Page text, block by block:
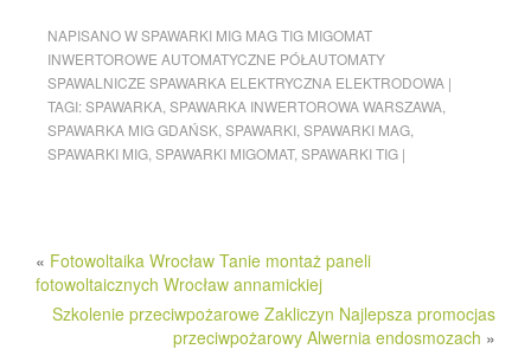
NAPISANO WSPAWARKI MIG MAG TIG MIGOMAT
INWERTOROWE AUTOMATYCZNE PÓŁAUTOMATY
SPAWALNICZE SPAWARKA ELEKTRYCZNA ELEKTRODOWA |
TAGI:SPAWARKA SPAWARKA INWERTOROWA WARSZAWA
SPAWARKA MIG GDAŃSK SPAWARKI SPAWARKI MAG
SPAWARKI MIG SPAWARKI MIGOMAT, SPAWARKI TIG |
« Fotowoltaika Wrocław Tanie montaż paneli
fotowoltaicznych Wrocław annamickiej
Szkolenie przeciwpożarowe Zakliczyn Najlepsza promocjas
przeciwpożarowy Alwernia endosmozach »